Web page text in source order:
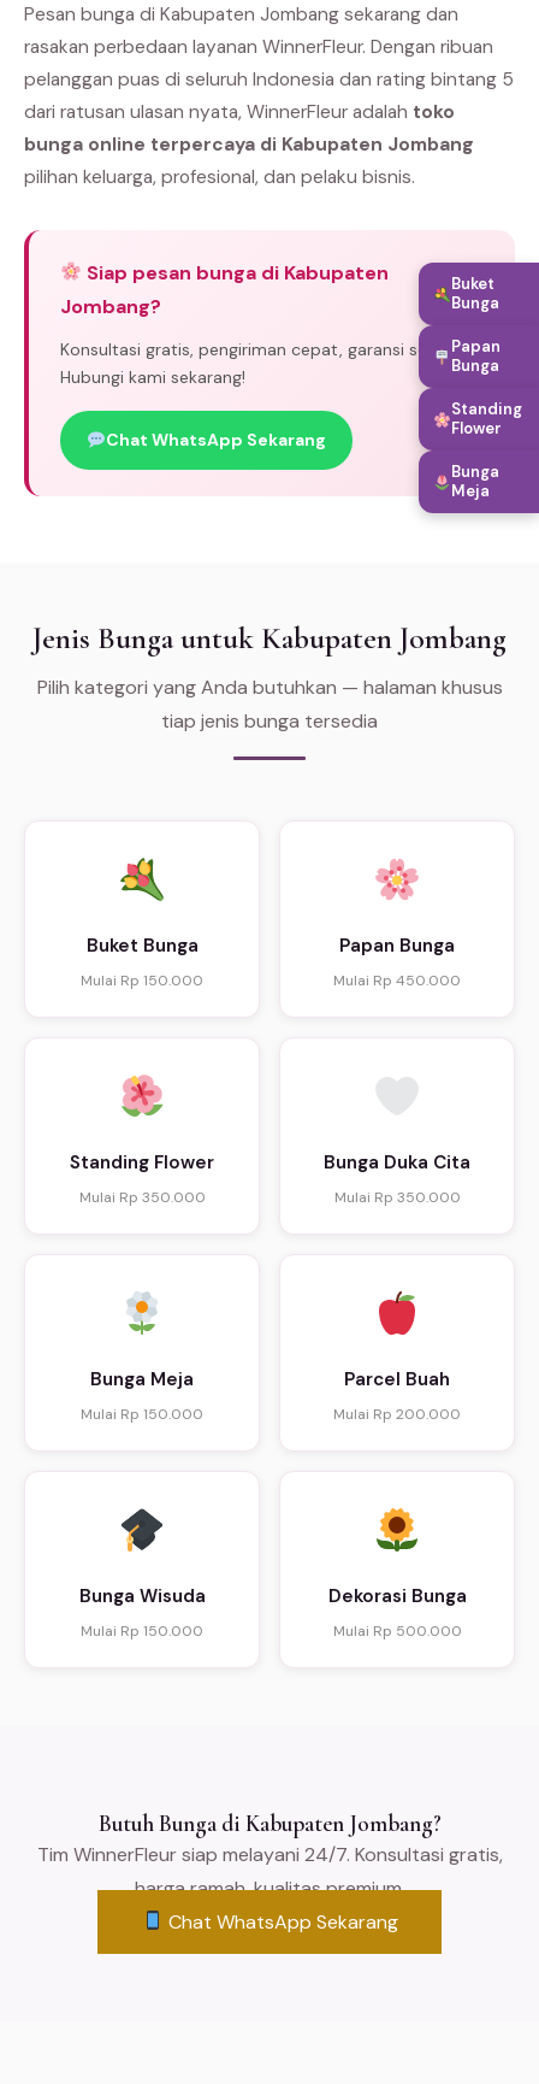
Pesan bunga di Kabupaten Jombang sekarang dan
rasakan perbedaan layanan WinnerFleur. Dengan ribuan
pelanggan puas di seluruh Indonesia dan rating bintang 5
dari ratusan ulasan nyata, WinnerFleur adalah toko
bunga online terpercaya di Kabupaten Jombang
pilihan keluarga, profesional, dan pelaku bisnis.
Siap pesan bunga di Kabupaten
Jombang?
Konsultasi gratis, pengiriman cepat, garansi segar.
Hubungi kami sekarang!
Chat WhatsApp Sekarang
Jenis Bunga untuk Kabupaten Jombang
Pilih kategori yang Anda butuhkan — halaman khusus
tiap jenis bunga tersedia
Buket Bunga
Mulai Rp 150.000
Papan Bunga
Mulai Rp 450.000
Standing Flower
Mulai Rp 350.000
Bunga Duka Cita
Mulai Rp 350.000
Bunga Meja
Mulai Rp 150.000
Parcel Buah
Mulai Rp 200.000
Bunga Wisuda
Mulai Rp 150.000
Dekorasi Bunga
Mulai Rp 500.000
Butuh Bunga di Kabupaten Jombang?
Tim WinnerFleur siap melayani 24/7. Konsultasi gratis,
harga ramah, kualitas premium.
Chat WhatsApp Sekarang
Buket
Bunga
Papan
Bunga
Standing
Flower
Bunga
Meja